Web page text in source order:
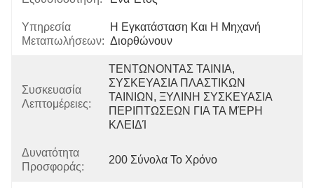
Υπηρεσία
Μεταπωλήσεων:
Η Εγκατάσταση Και Η Μηχανή
Διορθώνουν
Συσκευασία
Λεπτομέρειες:
ΤΕΝΤΩΝΟΝΤΑΣ ΤΑΙΝΙΑ,
ΣΥΣΚΕΥΑΣΙΑ ΠΛΑΣΤΙΚΩΝ
ΤΑΙΝΙΩΝ, ΞΥΛΙΝΗ ΣΥΣΚΕΥΑΣΙΑ
ΠΕΡΙΠΤΩΣΕΩΝ ΓΙΑ ΤΑ ΜΈΡΗ
ΚΛΕΙΔΊ
Δυνατότητα
Προσφοράς:
200 Σύνολα Το Χρόνο